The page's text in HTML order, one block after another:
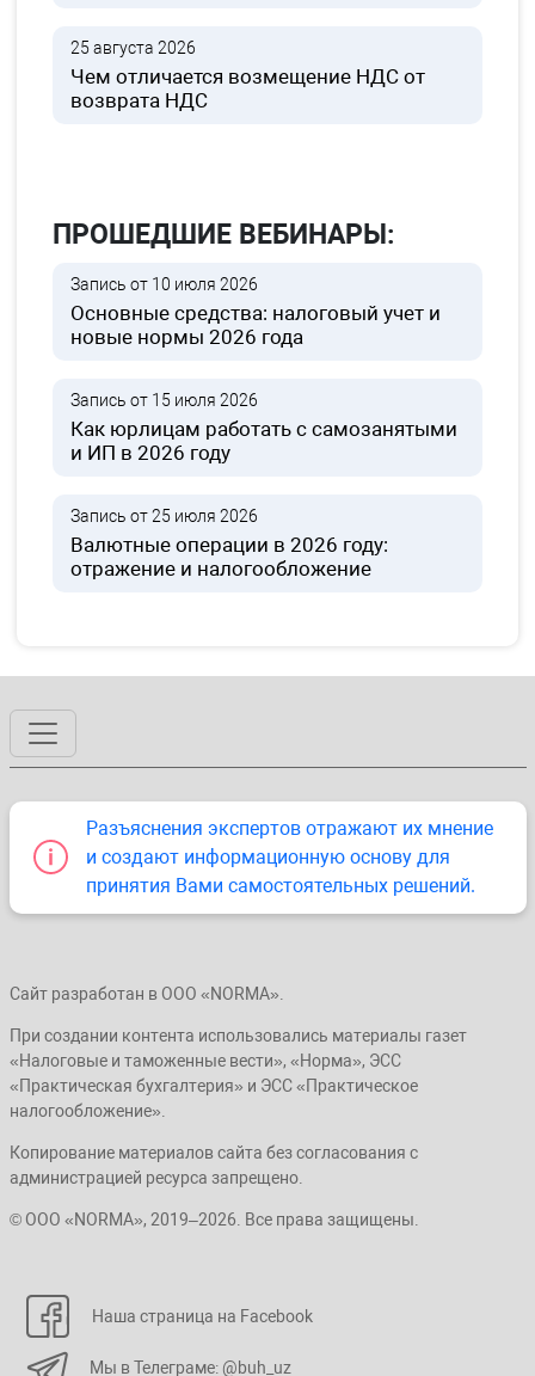
25 августа 2026
Чем отличается возмещение НДС от
возврата НДС
ПРОШЕДШИЕ ВЕБИНАРЫ:
Запись от 10 июля 2026
Основные средства: налоговый учет и
новые нормы 2026 года
Запись от 15 июля 2026
Как юрлицам работать с самозанятыми
и ИП в 2026 году
Запись от 25 июля 2026
Валютные операции в 2026 году:
отражение и налогообложение
Разъяснения экспертов отражают их мнение
и создают информационную основу для
принятия Вами самостоятельных решений.
Сайт разработан в ООО «NORMA».
При создании контента использовались материалы газет
«Налоговые и таможенные вести», «Норма», ЭСС
«Практическая бухгалтерия» и ЭСС «Практическое
налогообложение».
Копирование материалов сайта без согласования с
администрацией ресурса запрещено.
© ООО «NORMA», 2019–2026. Все права защищены.
Наша страница на Facebook
Мы в Телеграме: @buh_uz